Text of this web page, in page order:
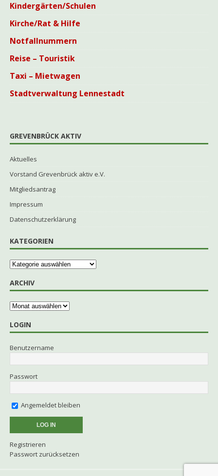
Kindergärten/Schulen
Kirche/Rat & Hilfe
Notfallnummern
Reise – Touristik
Taxi – Mietwagen
Stadtverwaltung Lennestadt
GREVENBRÜCK AKTIV
Aktuelles
Vorstand Grevenbrück aktiv e.V.
Mitgliedsantrag
Impressum
Datenschutzerklärung
KATEGORIEN
ARCHIV
LOGIN
Benutzername
Passwort
Angemeldet bleiben
Registrieren
Passwort zurücksetzen